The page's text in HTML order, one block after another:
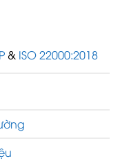
& ISO 22000:2018